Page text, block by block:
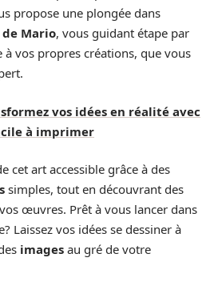
propose une plongée dans
Mario, vous guidant étape par
vos propres créations, que vous
vos idées en réalité avec
à imprimer
cet art accessible grâce à des
simples, tout en découvrant des
œuvres. Prêt à vous lancer dans
Laissez vos idées se dessiner à
images au gré de votre